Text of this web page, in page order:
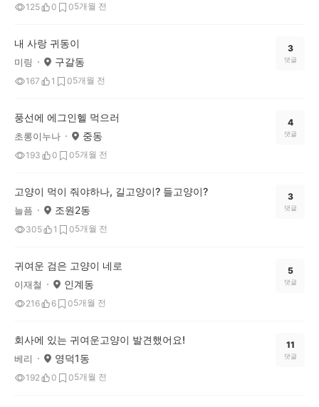
125 0 05개월 전
내 사랑 귀동이
미링 구갈동
167 1 05개월 전
3
댓글
풍선에 에그인헬 먹으러
초롱이누나 중동
193 0 05개월 전
4
댓글
고양이 먹이 줘야하나, 길고양이? 들고양이?
늘픔 조원2동
305 1 05개월 전
3
댓글
귀여운 검은 고양이 네로
이재철 인계동
216 6 05개월 전
5
댓글
회사에 있는 귀여운고양이 발견했어요!
베리 영덕1동
192 0 05개월 전
11
댓글